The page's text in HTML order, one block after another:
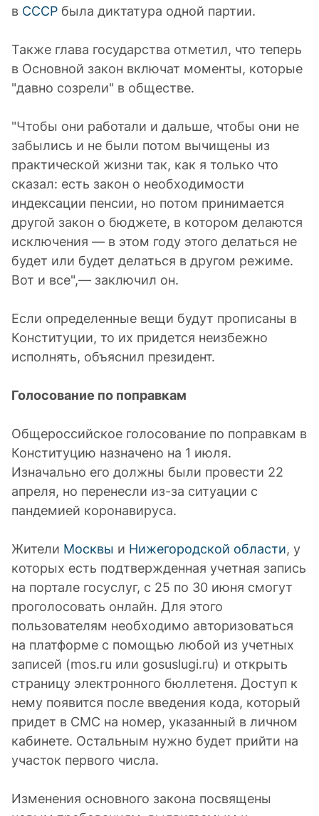
в СССР была диктатура одной партии.
Также глава государства отметил, что теперь
в Основной закон включат моменты, которые
"давно созрели" в обществе.
"Чтобы они работали и дальше, чтобы они не
забылись и не были потом вычищены из
практической жизни так, как я только что
сказал: есть закон о необходимости
индексации пенсии, но потом принимается
другой закон о бюджете, в котором делаются
исключения — в этом году этого делаться не
будет или будет делаться в другом режиме.
Вот и все",— заключил он.
Если определенные вещи будут прописаны в
Конституции, то их придется неизбежно
исполнять, объяснил президент.
Голосование по поправкам
Общероссийское голосование по поправкам в
Конституцию назначено на 1 июля.
Изначально его должны были провести 22
апреля, но перенесли из-за ситуации с
пандемией коронавируса.
Жители Москвы и Нижегородской области, у
которых есть подтвержденная учетная запись
на портале госуслуг, с 25 по 30 июня смогут
проголосовать онлайн. Для этого
пользователям необходимо авторизоваться
на платформе с помощью любой из учетных
записей (mos.ru или gosuslugi.ru) и открыть
страницу электронного бюллетеня. Доступ к
нему появится после введения кода, который
придет в СМС на номер, указанный в личном
кабинете. Остальным нужно будет прийти на
участок первого числа.
Изменения основного закона посвящены